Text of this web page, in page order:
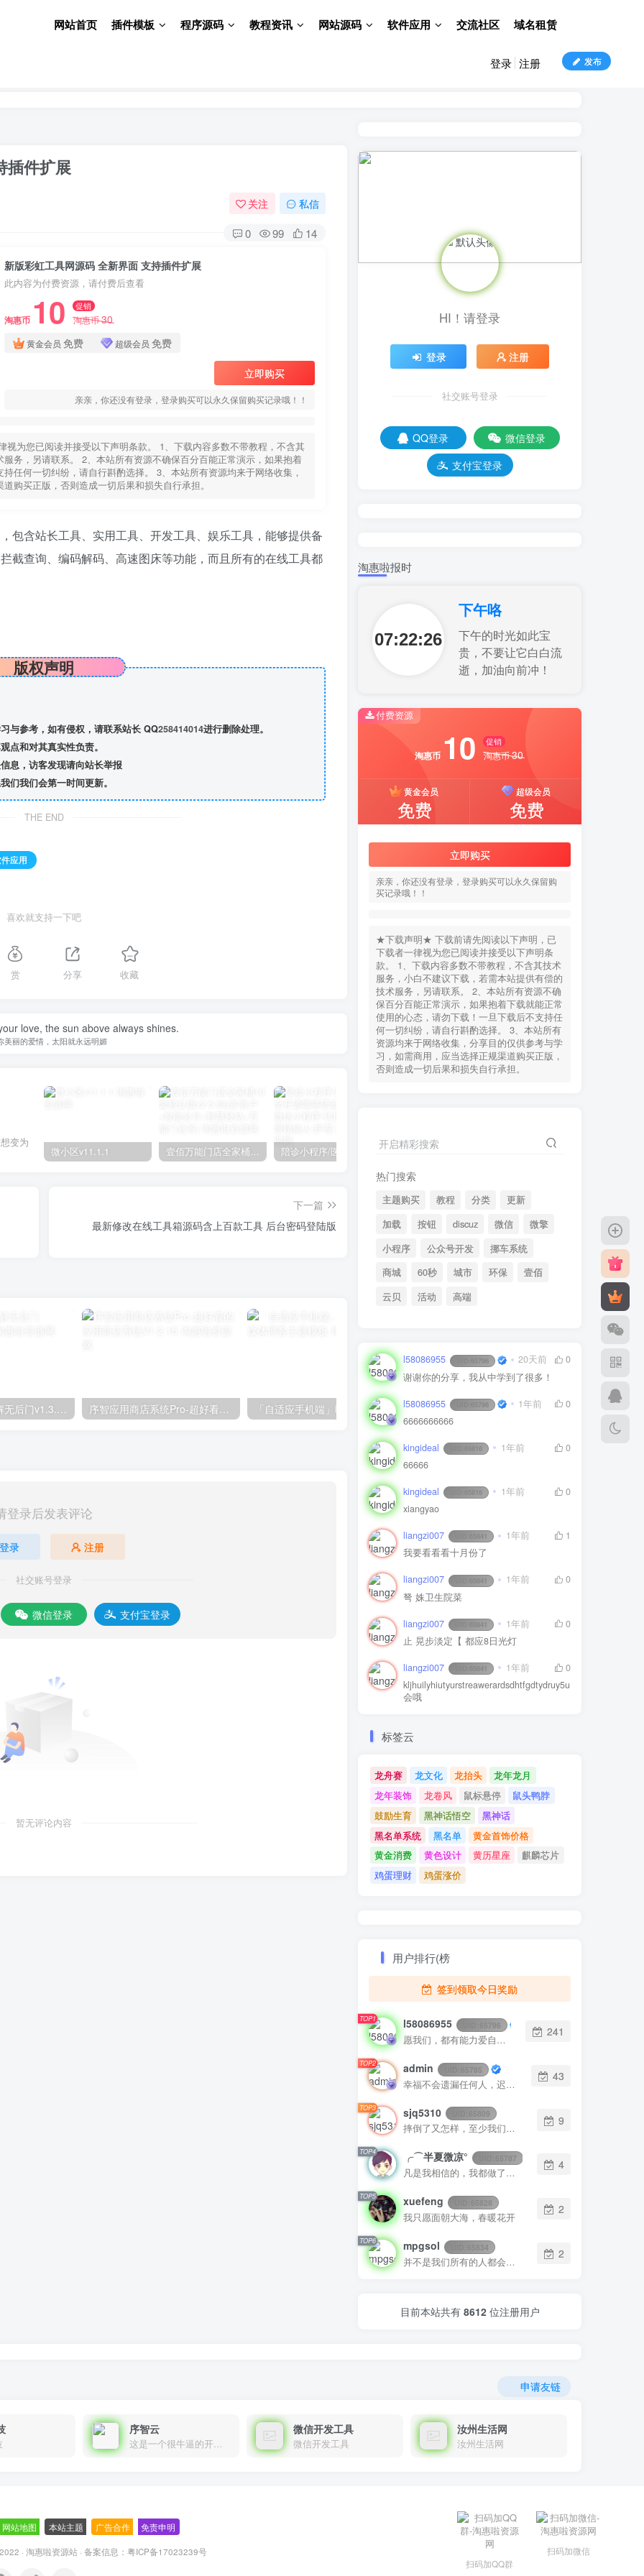
网站首页 插件模板 程序源码 教程资讯 网站源码 软件应用 交流社区 域名租赁
发布
登录 注册
插件扩展
关注 私信
0 99 14
新版彩虹工具网源码 全新界面 支持插件扩展
此内容为付费资源，请付费后查看
淘惠币 10 促销
淘惠币30
黄金会员 免费 超级会员 免费
立即购买
亲亲，你还没有登录，登录购买可以永久保留购买记录哦！！
为您已阅读并接受以下声明条款。 1、下载内容多数不带教程，不含其
务，另请联系。 2、本站所有资源不确保百分百能正常演示，如果抱着
任何一切纠纷，请自行斟酌选择。 3、本站所有资源均来于网络收集，
购买正版，否则造成一切后果和损失自行承担。
包含站长工具、实用工具、开发工具、娱乐工具，能够提供备
截查询、编码解码、高速图床等功能，而且所有的在线工具都
版权声明
与参考，如有侵权，请联系站长 QQ258414014进行删除处理。
点和对其真实性负责。
息，访客发现请向站长举报
们我们会第一时间更新。
THE END
应用
喜欢就支持一下吧
赏 分享 收藏
love, the sun above always shines.
美丽的爱情，太阳就永远明媚
变为
微小区v11.1.1
下一篇
最新修改在线工具箱源码含上百款工具 后台密码登陆版
「自适应手机端」响应式简洁自媒体博客主题模板 女装服装类外贸网站pbootcms模板 (自适应手机)外贸英文网站
登录后发表评论
登录 注册
社交账号登录
微信登录 支付宝登录
暂无评论内容
HI！请登录
登录 注册
社交账号登录
QQ登录
微信登录
支付宝登录
淘惠啦报时
07:22:28
下午咯
下午的时光如此宝
贵，不要让它白白流
逝，加油向前冲！
付费资源
淘惠币 10 促销
淘惠币30
黄金会员
免费
超级会员
免费
立即购买
亲亲，你还没有登录，登录购买可以永久保留购
买记录哦！！
★下载声明★ 下载前请先阅读以下声明，已
下载者一律视为您已阅读并接受以下声明条
款。 1、下载内容多数不带教程，不含其技术
服务，小白不建议下载，若需本站提供有偿的
技术服务，另请联系。 2、本站所有资源不确
保百分百能正常演示，如果抱着下载就能正常
使用的心态，请勿下载！一旦下载后不支持任
何一切纠纷，请自行斟酌选择。 3、本站所有
资源均来于网络收集，分享目的仅供参考与学
习，如需商用，应当选择正规渠道购买正版，
否则造成一切后果和损失自行承担。
开启精彩搜索
热门搜索
主题购买 教程 分类
更新
加载
按钮 discuz 微信
微擎
小程序
公众号开发
挪车系统
商城
60秒 城市 环保
壹佰
云贝
活动 高端
l58086955 65796 20天前
0
谢谢你的分享，我从中学到了很多！
l58086955 65796 1年前
0
6666666666
kingideal 65816 1年前
0
66666
kingideal 65816 1年前
0
xiangyao
liangzi007 65841 1年前
1
我要看看看十月份了
liangzi007 65841 1年前
0
弩 姝卫生院菜
liangzi007 65841 1年前
0
止 晃步淡定【 都应8日光灯
liangzi007 65841 1年前
0
kljhuilyhiutyurstreawerardsdhtfgdtydruy5u
会哦
标签云
龙舟赛 龙文化 龙抬头
龙年龙月
龙年装饰
龙卷风 鼠标悬停
鼠头鸭脖
鼓励生育
黑神话悟空
黑神话
黑名单系统
黑名单
黄金首饰价格
黄金消费
黄色设计 黄历星座
麒麟芯片
鸡蛋理财
鸡蛋涨价
用户排行(榜
签到领取今日奖励
TOP1 l58086955 65796
愿我们，都有能力爱自己，有余力爱别人
241
TOP2 admin 65785
幸福不会遗漏任何人，迟早有一天它会找到你
43
TOP3 sjq5310 65809
摔倒了又怎样，至少我们还年轻
9
TOP4 ╭⌒半夏微凉° 65787
凡是我相信的，我都做了；凡是我做了的事，都是全身心地投入去做的
4
TOP5 xuefeng 65828
我只愿面朝大海，春暖花开
2
TOP6 mpgsol 65834
并不是我们所有的人都会拥有浪漫
2
目前本站共有 8612位注册用户
申请友链
序智云
这是一个很牛逼的开发者，要开发找他准行！
微信开发工具
微信开发工具
汝州生活网
汝州生活网
网站地图 本站主题 广告合作 免责申明
· 淘惠啦资源站 · 备案信息： 粤ICP备17023239号
扫码加QQ群
扫码加微信